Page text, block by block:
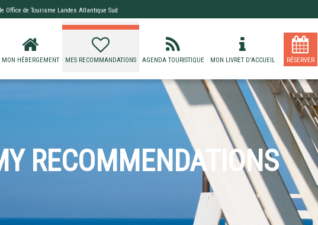
Office de Tourisme Landes Atlantique Sud
MON HÉBERGEMENT MES RECOMMANDATIONS AGENDA TOURISTIQUE MON LIVRET D'ACCUEIL RÉSERVER
RECOMMENDATIONS